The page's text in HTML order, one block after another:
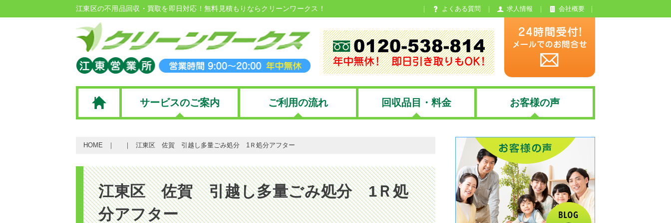
江東区の不用品回収・買取を即日対応！無料見積もりならクリーンワークス！ よくある質問 求人情報 会社概要
サービスのご案内 ご利用の流れ 回収品目・料金 お客様の声
HOME 江東区 佐賀 引越し多量ごみ処分 1Ｒ処分アフター
江東区 佐賀 引越し多量ごみ処分 1Ｒ処
分アフター